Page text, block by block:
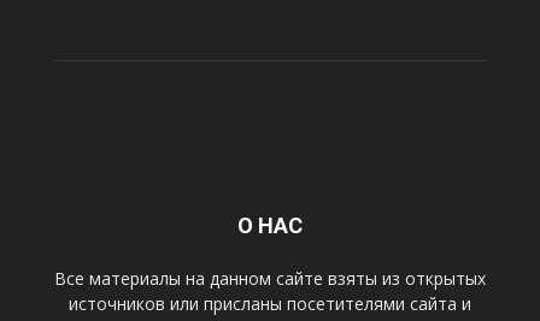
О НАС
Все материалы на данном сайте взяты из открытых
источников или присланы посетителями сайта и